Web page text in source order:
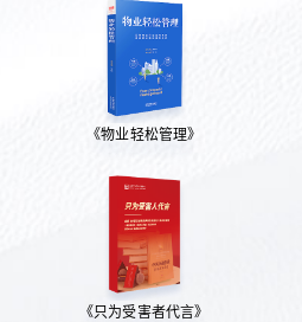
《物业轻松管理》
《只为受害者代言》